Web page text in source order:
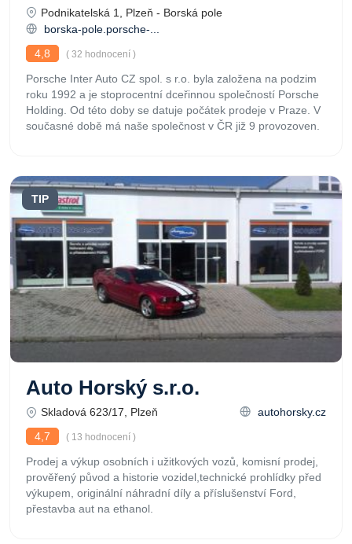
Podnikatelská 1, Plzeň - Borská pole
borska-pole.porsche-...
4,8
( 32 hodnocení )
Porsche Inter Auto CZ spol. s r.o. byla založena na podzim
roku 1992 a je stoprocentní dceřinnou společností Porsche
Holding. Od této doby se datuje počátek prodeje v Praze. V
současné době má naše společnost v ČR již 9 provozoven.
TIP
Auto Horský s.r.o.
Skladová 623/17, Plzeň
autohorsky.cz
4,7
( 13 hodnocení )
Prodej a výkup osobních i užitkových vozů, komisní prodej,
prověřený původ a historie vozidel,technické prohlídky před
výkupem, originální náhradní díly a příslušenství Ford,
přestavba aut na ethanol.